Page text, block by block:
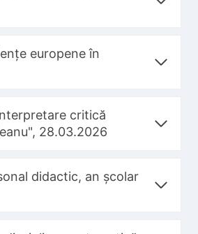
europene în
critică
28.03.2026
didactic, an școlar